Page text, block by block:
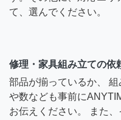
て、選んでください。
修理・家具組み立ての依
部品が揃っているか、
や数なども事前に
お伝えください。 また